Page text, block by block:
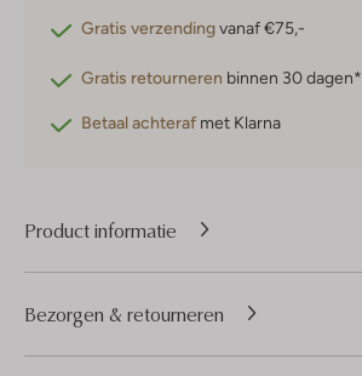
Gratis verzendingvanaf €75,-
Gratis retourneren binnen 30 dagen*
Betaal achteraf met Klarna
Product informatie
Bezorgen & retourneren